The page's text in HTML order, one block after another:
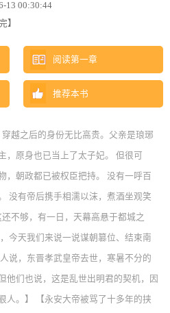
13 00:30:44
】
阅读第一章
推荐本书
越之后的身份无比高贵。父亲是琅琊
，原身也已当上了太子妃。 但很可
，朝政都已被权臣把持。 没有一呼百
没有帝后携手相濡以沫，煮酒坐观笑
不够，有一日，天幕高悬于都城之
今天我们来说一说谋朝篡位、结束南
说，东晋孝武皇帝去世，寒暑不分的
他们也说，这是乱世出明君的契机，因
人。】 【永安大帝被骂了十多年的挟